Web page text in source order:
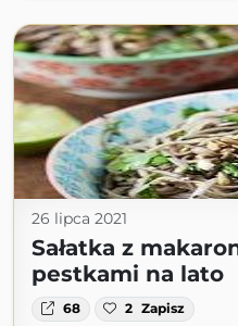
26 lipca 2021
Sałatka z
pestkami na lato
68 2 Zapisz